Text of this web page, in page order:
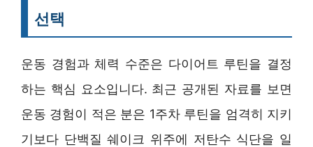
선택
운동 경험과 체력 수준은 다이어트 루틴을 결정
하는 핵심 요소입니다. 최근 공개된 자료를 보면
운동 경험이 적은 분은 1주차 루틴을 엄격히 지키
기보다 단백질 쉐이크 위주에 저탄수 식단을 일